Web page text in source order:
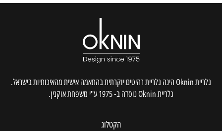
גלריית Oknin הינה גלריית רהיטים יוקרתית בהתאמה אישית מהאיכותיות בישראל.
גלריית Oknin נוסדה ב- 1975 ע"י משפחת אוקנין.
הקטלוג